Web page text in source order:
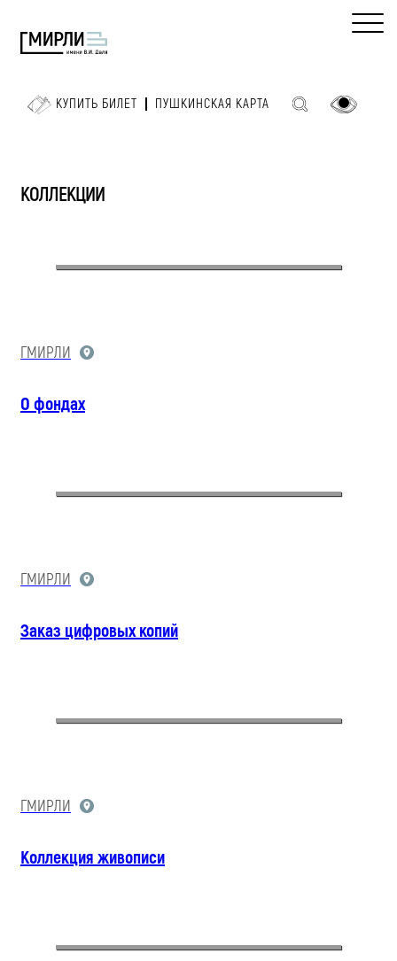
КУПИТЬ БИЛЕТ ПУШКИНСКАЯ КАРТА
КОЛЛЕКЦИИ
ГМИРЛИ
О фондах
ГМИРЛИ
Заказ цифровых копий
ГМИРЛИ
Коллекция живописи